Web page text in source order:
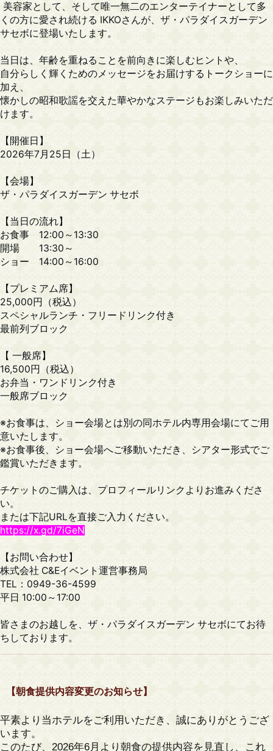
美容家として、そして唯一無二のエンターテイナーとして多
くの方に愛され続ける IKKOさんが、ザ・パラダイスガーデン
サセボに登場いたします。
当日は、年齢を重ねることを前向きに楽しむヒントや、
自分らしく輝くためのメッセージをお届けするトークショーに
加え、
懐かしの昭和歌謡を交えた華やかなステージもお楽しみいただ
けます。
【開催日】
2026年7月25日（土）
【会場】
ザ・パラダイスガーデン サセボ
【当日の流れ】
お食事 12:00～13:30
開場 13:30～
ショー 14:00～16:00
【プレミアム席】
25,000円（税込）
スペシャルランチ・フリードリンク付き
最前列ブロック
【 一般席】
16,500円（税込）
お弁当・ワンドリンク付き
一般席ブロック
※お食事は、ショー会場とは別の同ホテル内専用会場にてご用
意いたします。
※お食事後、ショー会場へご移動いただき、シアター形式でご
鑑賞いただきます。
チケットのご購入は、プロフィールリンクよりお進みくださ
い。
または下記URLを直接ご入力ください。
https://x.gd/7iGeN
【お問い合わせ】
株式会社 C&Eイベント運営事務局
TEL：0949-36-4599
平日 10:00～17:00
皆さまのお越しを、ザ・パラダイスガーデン サセボにてお待
ちしております。
【朝食提供内容変更のお知らせ】
平素より当ホテルをご利用いただき、誠にありがとうござ
います。
このたび、2026年6月より朝食の提供内容を見直し、これ